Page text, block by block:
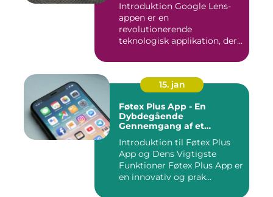
Introduktion Google Lens-
appen er en
revolutionerende
teknologisk applikation, der
15. jan
Føtex Plus App - En
Dybdegående
Gennemgang af et
Indkøbsoplevelse
Introduktion til Føtex Plus
App og Dens Vigtigste
Funktioner Føtex Plus App er
en innovativ og prak...